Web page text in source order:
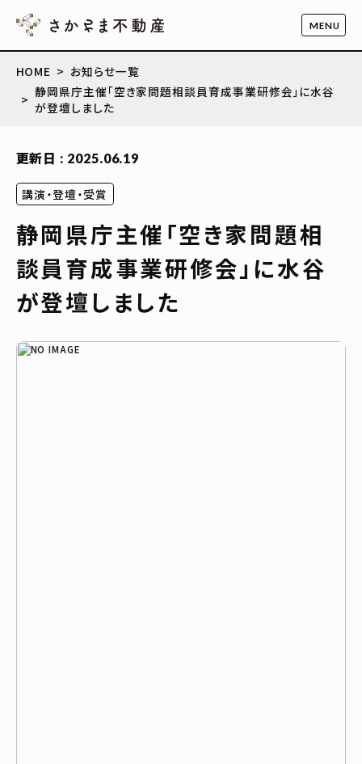
HOME
お知らせ一覧
静岡県庁主催「空き家問題相談員育成事業研修会」に水谷
が登壇しました
更新日 : 2025.06.19
講演・登壇・受賞
静岡県庁主催「空き家問題相
談員育成事業研修会」に水谷
が登壇しました